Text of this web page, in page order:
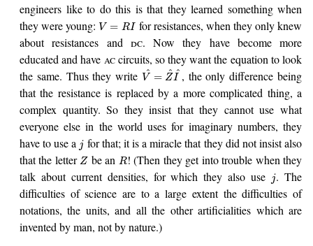
engineers like to do this is that they learned something when
they were young: V = RI for resistances, when they only knew
about resistances and dc. Now they have become more
educated and have accircuits, so they want the equation to look
the same. Thus they write V^ = Z^I^ , the only difference being
that the resistance is replaced by a more complicated thing, a
complex quantity. So they insist that they cannot use what
everyone else in the world uses for imaginary numbers, they
have to use a j for that; it is a miracle that they did not insist also
that the letter Z be an R! (Then they get into trouble when they
talk about current densities, for which they also use
j. The
difficulties of science are to a large extent the difficulties of
notations, the units, and all the other artificialities which are
invented by man, not by nature.)